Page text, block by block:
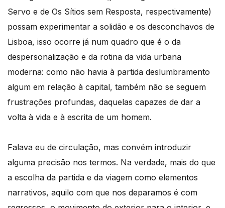
Servo e de Os Sítios sem Resposta, respectivamente)
possam experimentar a solidão e os desconchavos de
Lisboa, isso ocorre já num quadro que é o da
despersonalização e da rotina da vida urbana
moderna: como não havia à partida deslumbramento
algum em relação à capital, também não se seguem
frustrações profundas, daquelas capazes de dar a
volta à vida e à escrita de um homem.
Falava eu de circulação, mas convém introduzir
alguma precisão nos termos. Na verdade, mais do que
a escolha da partida e da viagem como elementos
narrativos, aquilo com que nos deparamos é com